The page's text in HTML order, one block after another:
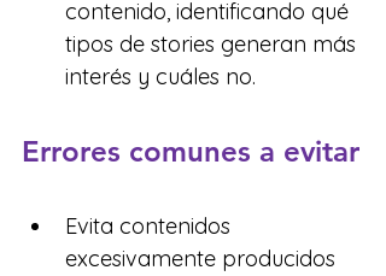
contenido, identificando qué
tipos de stories generan más
interés y cuáles no.
Errores comunes a evitar
Evita contenidos
excesivamente producidos